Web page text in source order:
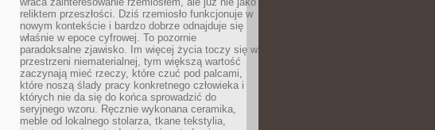
reliktem przeszłości. Dziś rzemiosło funkcjonuje w
nowym kontekście i bardzo dobrze odnajduje się
właśnie w epoce cyfrowej. To pozornie
paradoksalne zjawisko. Im więcej życia toczy się w
przestrzeni niematerialnej, tym większą wartość
zaczynają mieć rzeczy, które czuć pod palcami,
które noszą ślady pracy konkretnego człowieka i
których nie da się do końca sprowadzić do
seryjnego wzoru. Ręcznie wykonana ceramika,
meble od lokalnego stolarza, tkane tekstylia,